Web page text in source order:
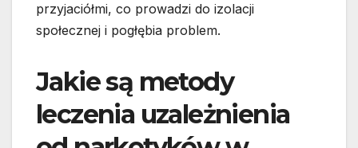
przyjaciółmi, co prowadzi do izolacji
społecznej i pogłębia problem.
Jakie są metody
leczenia uzależnienia